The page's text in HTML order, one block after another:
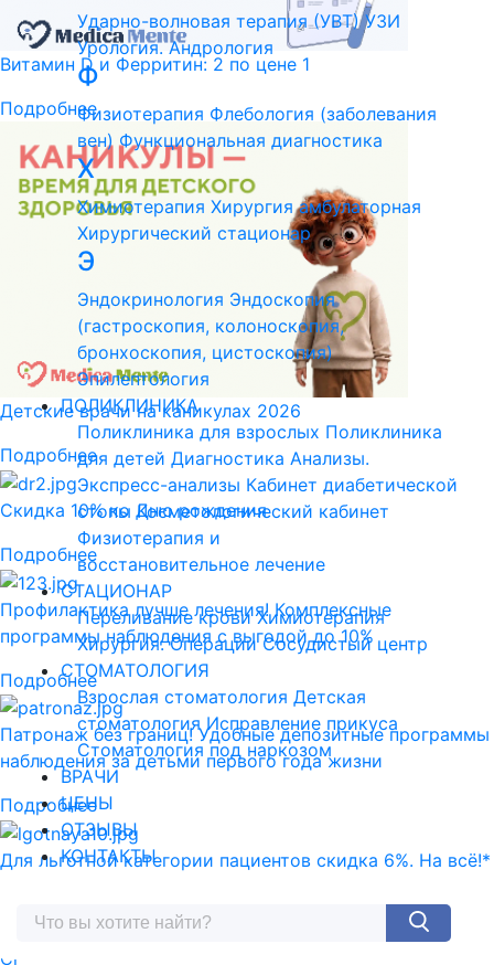
Витамин D и Ферритин: 2 по цене 1
Подробнее
Детские врачи на каникулах 2026
Подробнее
Скидка 10% ко Дню рождения
Подробнее
Профилактика лучше лечения! Комплексные
программы наблюдения с выгодой до 10%
Подробнее
Патронаж без границ! Удобные депозитные программы
наблюдения за детьми первого года жизни
Подробнее
Для льготной категории пациентов скидка 6%. На всё!*
Спермограмма + MAR тест = 5890 руб.
Ударно-волновая терапия (УВТ) УЗИ
Урология. Андрология
Ф
Физиотерапия Флебология (заболевания
вен) Функциональная диагностика
Х
Химиотерапия Хирургия амбулаторная
Хирургический стационар
Э
Эндокринология Эндоскопия
(гастроскопия, колоноскопия,
бронхоскопия, цистоскопия)
Эпилептология
ПОЛИКЛИНИКА
Поликлиника для взрослых Поликлиника
для детей Диагностика Анализы.
Экспресс-анализы Кабинет диабетической
стопы Косметологический кабинет
Физиотерапия и
восстановительное лечение
СТАЦИОНАР
Переливание крови Химиотерапия
Хирургия. Операции Сосудистый центр
СТОМАТОЛОГИЯ
Взрослая стоматология Детская
стоматология Исправление прикуса
Стоматология под наркозом
ВРАЧИ
ЦЕНЫ
ОТЗЫВЫ
КОНТАКТЫ